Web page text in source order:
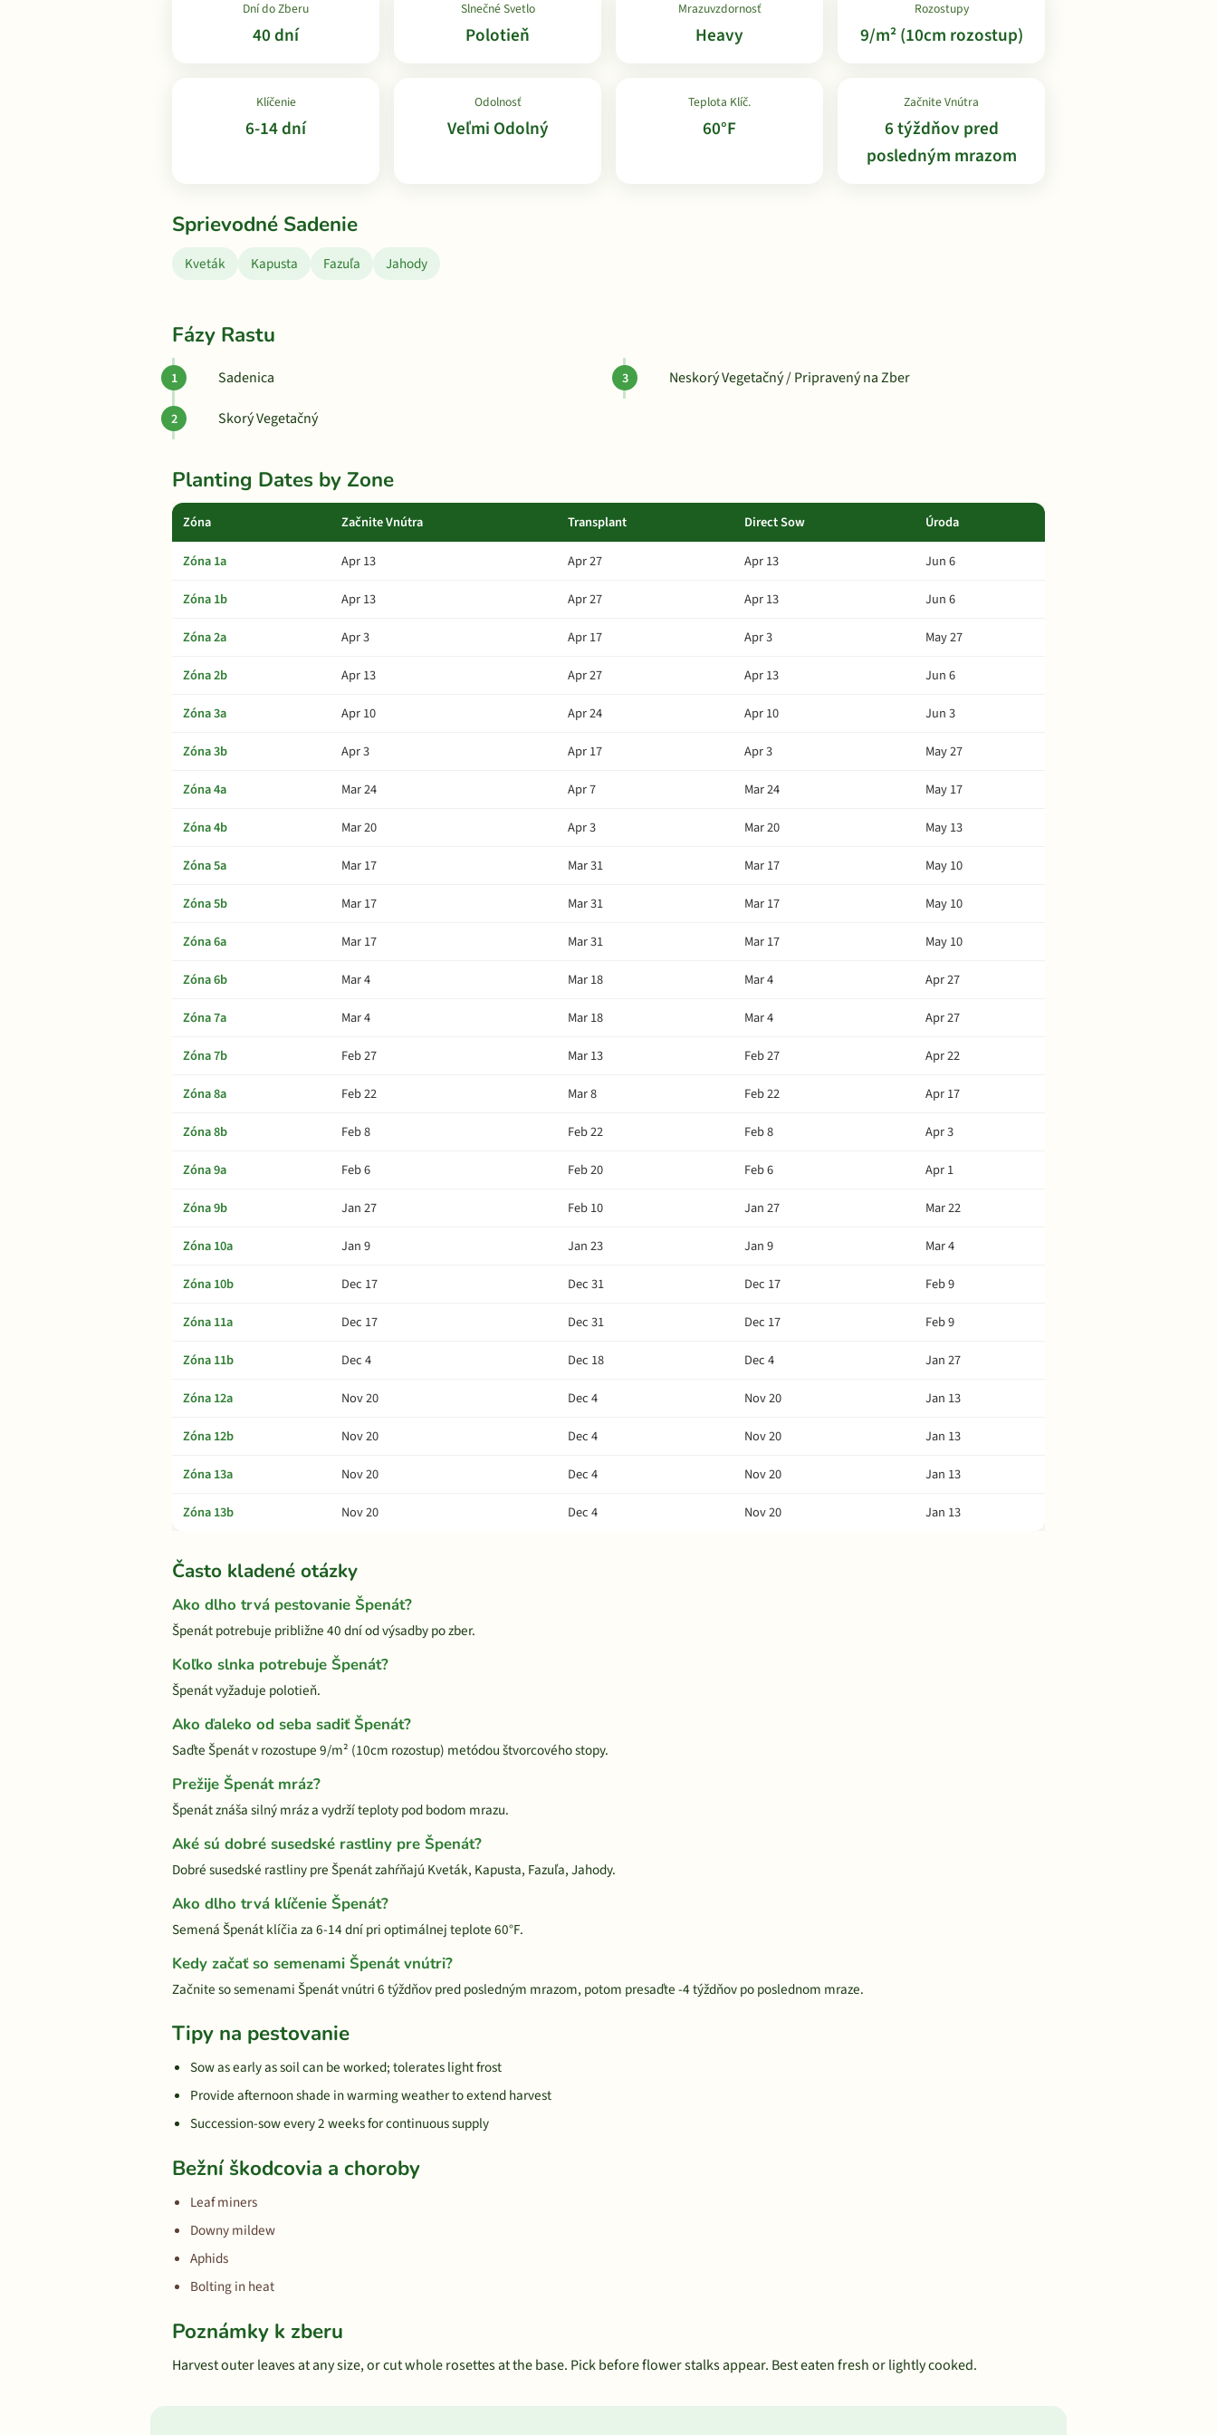
Dní do Zberu
40 dní
Slnečné Svetlo
Polotieň
Mrazuvzdornosť
Heavy
Rozostupy
9/m² (10cm rozostup)
Klíčenie
6-14 dní
Odolnosť
Veľmi Odolný
Teplota Klíč.
60°F
Začnite Vnútra
6 týždňov pred
posledným mrazom
Sprievodné Sadenie
Kveták Kapusta Fazuľa Jahody
Fázy Rastu
Sadenica
Skorý Vegetačný
Neskorý Vegetačný / Pripravený na Zber
Planting Dates by Zone
Zóna Začnite Vnútra Transplant Direct Sow Úroda
Zóna 1a Apr 13 Apr 27 Apr 13
Jun 6
Zóna 1b
Apr 13 Apr 27 Apr 13
Jun 6
Zóna 2a
Apr 3 Apr 17 Apr 3
May 27
Zóna 2b
Apr 13 Apr 27 Apr 13
Jun 6
Zóna 3a
Apr 10 Apr 24 Apr 10
Jun 3
Zóna 3b
Apr 3 Apr 17 Apr 3
May 27
Zóna 4a
Mar 24 Apr 7 Mar 24
May 17
Zóna 4b
Mar 20 Apr 3 Mar 20
May 13
Zóna 5a
Mar 17 Mar 31 Mar 17
May 10
Zóna 5b
Mar 17 Mar 31 Mar 17
May 10
Zóna 6a
Mar 17 Mar 31 Mar 17
May 10
Zóna 6b
Mar 4 Mar 18 Mar 4
Apr 27
Zóna 7a
Mar 4 Mar 18 Mar 4
Apr 27
Zóna 7b
Feb 27 Mar 13 Feb 27
Apr 22
Zóna 8a
Feb 22 Mar 8 Feb 22
Apr 17
Zóna 8b
Feb 8 Feb 22 Feb 8
Apr 3
Zóna 9a
Feb 6 Feb 20 Feb 6
Apr 1
Zóna 9b
Jan 27 Feb 10 Jan 27
Mar 22
Zóna 10a
Jan 9 Jan 23 Jan 9
Mar 4
Zóna 10b
Dec 17 Dec 31 Dec 17
Feb 9
Zóna 11a
Dec 17 Dec 31 Dec 17
Feb 9
Zóna 11b
Dec 4 Dec 18 Dec 4
Jan 27
Zóna 12a
Nov 20 Dec 4 Nov 20
Jan 13
Zóna 12b
Nov 20 Dec 4 Nov 20
Jan 13
Zóna 13a
Nov 20 Dec 4 Nov 20
Jan 13
Zóna 13b
Nov 20 Dec 4 Nov 20 Jan 13
Často kladené otázky
Ako dlho trvá pestovanie Špenát?
Špenát potrebuje približne 40 dní od výsadby po zber.
Koľko slnka potrebuje Špenát?
Špenát vyžaduje polotieň.
Ako ďaleko od seba sadiť Špenát?
Saďte Špenát v rozostupe 9/m² (10cm rozostup) metódou štvorcového stopy.
Prežije Špenát mráz?
Špenát znáša silný mráz a vydrží teploty pod bodom mrazu.
Aké sú dobré susedské rastliny pre Špenát?
Dobré susedské rastliny pre Špenát zahŕňajú Kveták, Kapusta, Fazuľa, Jahody.
Ako dlho trvá klíčenie Špenát?
Semená Špenát klíčia za 6-14 dní pri optimálnej teplote 60°F.
Kedy začať so semenami Špenát vnútri?
Začnite so semenami Špenát vnútri 6 týždňov pred posledným mrazom, potom presaďte -4 týždňov po poslednom mraze.
Tipy na pestovanie
Sow as early as soil can be worked; tolerates light frost
Provide afternoon shade in warming weather to extend harvest
Succession-sow every 2 weeks for continuous supply
Bežní škodcovia a choroby
Leaf miners
Downy mildew
Aphids
Bolting in heat
Poznámky k zberu
Harvest outer leaves at any size, or cut whole rosettes at the base. Pick before flower stalks appear. Best eaten fresh or lightly cooked.